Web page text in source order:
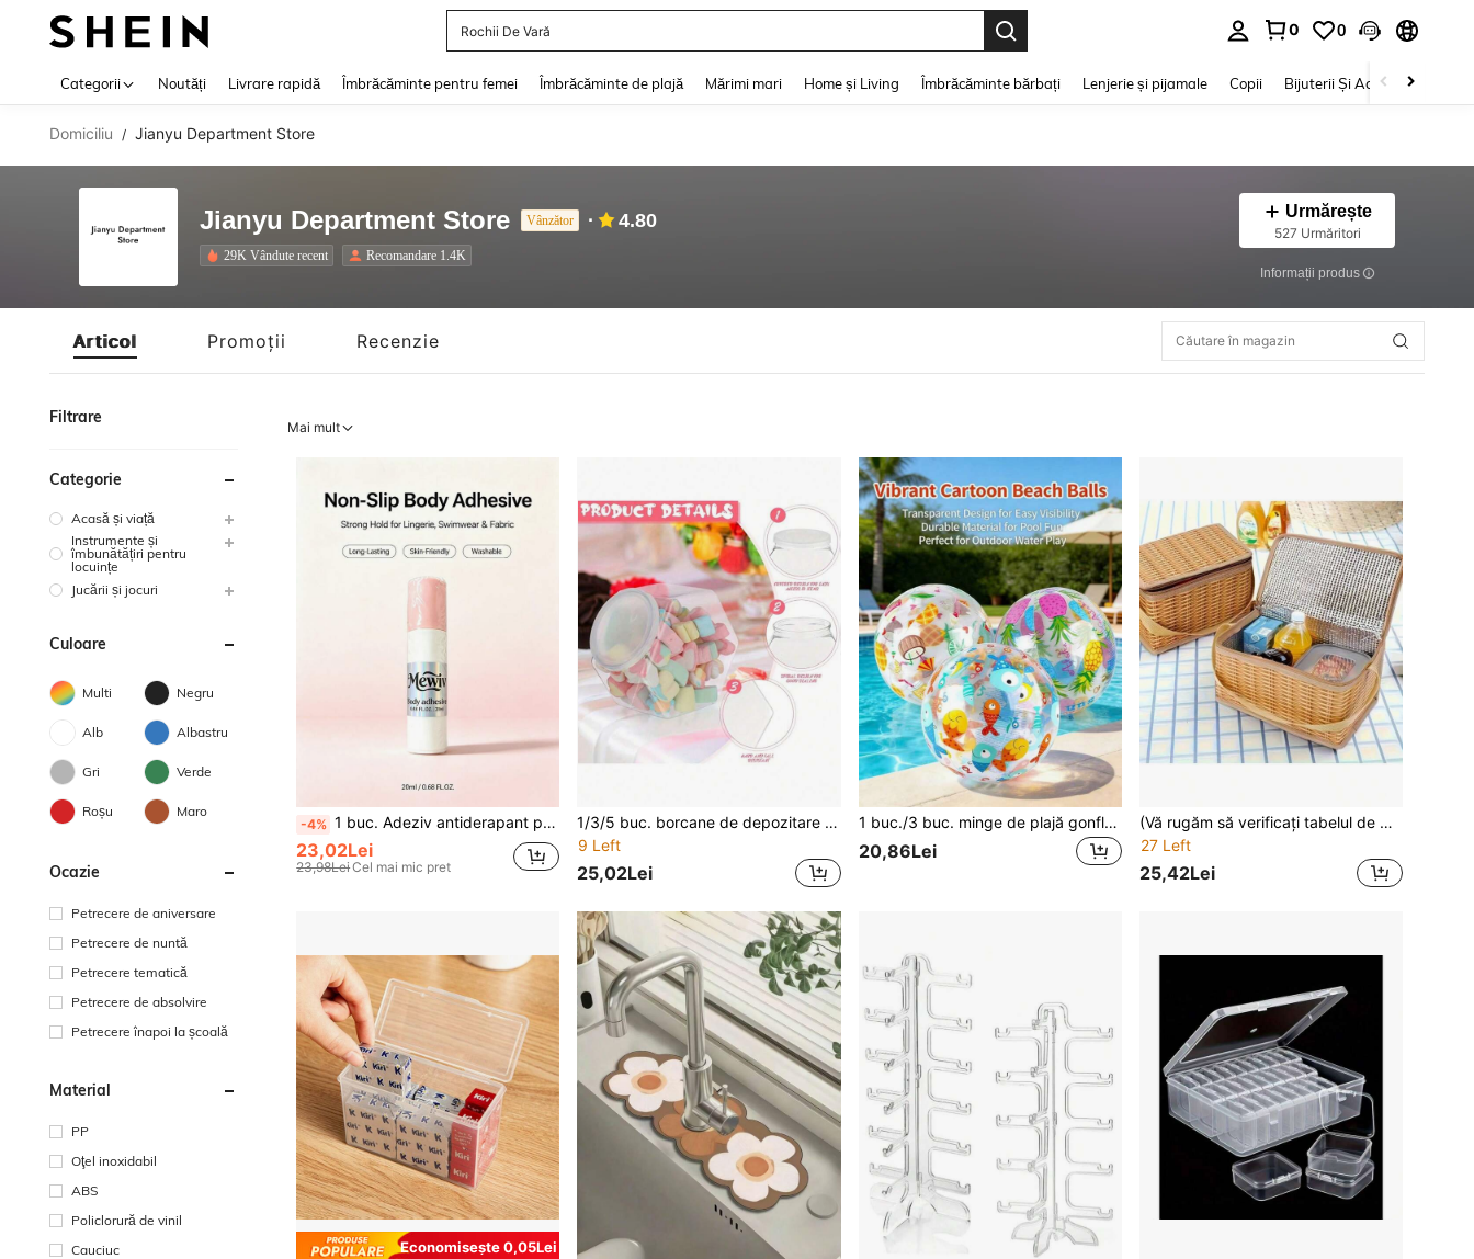
Rochii De Vară
0 0
Categorii Noutăți Livrare rapidă Îmbrăcăminte pentru femei Îmbrăcăminte de plajă Mărimi mari Home și Living Îmbrăcăminte bărbați Lenjerie și pijamale Copii Bijuterii Și Accesorii
Domiciliu / Jianyu Department Store
Jianyu Department Store Vânzător 4.80
29K Vândute recent Recomandare 1.4K
Urmărește
527 Urmăritori
Informații produs
Articol Promoții Recenzie
Filtrare
Categorie
Acasă și viață
Instrumente și
îmbunătățiri pentru
locuințe
Jucării și jocuri
Culoare
Multi Negru
Alb Albastru
Gri Verde
Roșu Maro
Ocazie
Petrecere de aniversare
Petrecere de nuntă
Petrecere tematică
Petrecere de absolvire
Petrecere înapoi la școală
Material
PP
Oţel inoxidabil
ABS
Policlorură de vinil
Cauciuc
Mai mult
-4% 1 buc. Adeziv antiderapant pentru corp, anti-intermitent, impermeabil, rezistent la transpirație, agent de legare natural antiderapant pentru haine și fuste, cadou esențial, indispensabil de vară
23,02Lei
23,98LeiCel mai mic pret
1/3/5 buc. borcane de depozitare din plastic reutilizabil, hexagonale, cu capace etanșe - 850ml/29oz, recipiente alimentare pentru bomboane, organizare bucătărie, baie și petreceri - decor versatil de sărbători (nuntă, aniversare, Paște, Acțiune de Mulțumire), borcane mari decorative din plastic pentru bomboane, cu capace transparente vizibile, recipiente transparente, capace ușor de deschis
9 Left
25,02Lei
1 buc./3 buc. minge de plajă gonflabilă de 20 inch, potrivită pentru petreceri la plajă, înot, decoruri exterioare și alte ocazii
20,86Lei
(Vă rugăm să verificați tabelul de mărimi înainte de a comanda, acesta conține informații importante) Coș izolator portabil multifuncțional pentru picnic - geantă de depozitare alimente pentru exterior cu model din ratan sintetic, închidere cu fermoar și mâner convenabil, perfect pentru aventuri în aer liber, picnicuri și călătorii, esențial pentru masă în aer liber, nu intră în contact cu alimentele
27 Left
25,42Lei
Economisește 0,05Lei